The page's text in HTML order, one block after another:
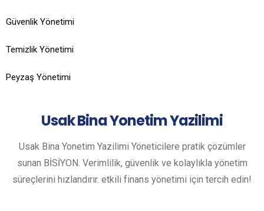
Güvenlik Yönetimi
Temizlik Yönetimi
Peyzaş Yönetimi
UsakBina Yonetim Yazilimi
Usak Bina Yonetim Yazilimi Yöneticilere pratik çözümler
sunan BİSİYON. Verimlilik, güvenlik ve kolaylıkla yönetim
süreçlerini hızlandırır. etkili finans yönetimi için tercih edin!